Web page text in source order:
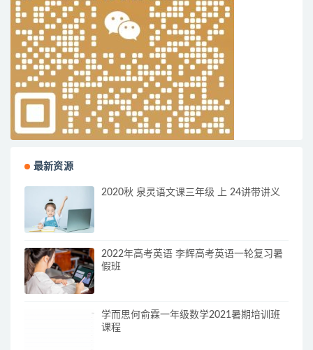
最新资源
2020秋 泉灵语文课三年级 上 24讲带讲义
2022年高考英语 李辉高考英语一轮复习暑
假班
学而思何俞霖一年级数学2021暑期培训班
课程